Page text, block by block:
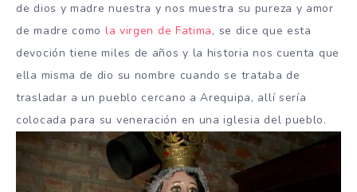
de dios y madre nuestra y nos muestra su pureza y amor
de madre como la virgen de Fatima, se dice que esta
devoción tiene miles de años y la historia nos cuenta que
ella misma de dio su nombre cuando se trataba de
trasladar a un pueblo cercano a Arequipa, allí sería
colocada para su veneración en una iglesia del pueblo.